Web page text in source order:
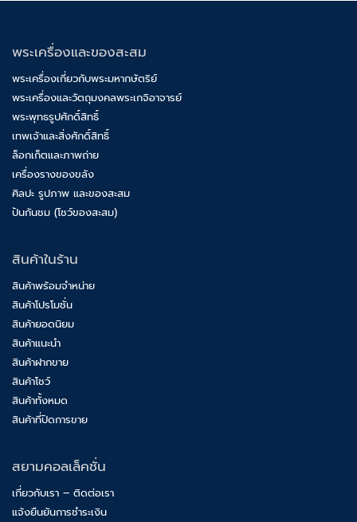
พระเครื่องและของสะสม
พระเครื่องเกี่ยวกับพระมหากษัตริย์
พระเครื่องและวัตถุมงคลพระเกจิอาจารย์
พระพุทธรูปศักดิ์สิทธิ์
เทพเจ้าและสิ่งศักดิ์สิทธิ์
ล็อกเก็ตและภาพถ่าย
เครื่องรางของขลัง
ศิลปะ รูปภาพ และของสะสม
ปันกันชม (โชว์ของสะสม)
สินค้าในร้าน
สินค้าพร้อมจำหน่าย
สินค้าโปรโมชั่น
สินค้ายอดนิยม
สินค้าแนะนำ
สินค้าฝากขาย
สินค้าโชว์
สินค้าทั้งหมด
สินค้าที่ปิดการขาย
สยามคอลเล็คชั่น
เกี่ยวกับเรา – ติดต่อเรา
แจ้งยืนยันการชำระเงิน